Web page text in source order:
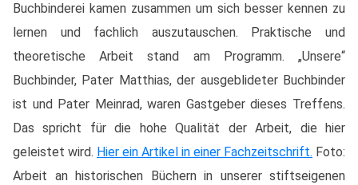
Buchbinderei kamen zusammen um sich besser kennen zu
lernen und fachlich auszutauschen. Praktische und
theoretische Arbeit stand am Programm. „Unsere“
Buchbinder, Pater Matthias, der ausgeblideter Buchbinder
ist und Pater Meinrad, waren Gastgeber dieses Treffens.
Das spricht für die hohe Qualität der Arbeit, die hier
geleistet wird. Hier ein Artikel in einer Fachzeitschrift. Foto:
Arbeit an historischen Büchern in unserer stiftseigenen